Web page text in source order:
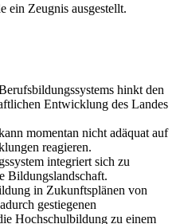
ein Zeugnis ausgestellt.
hinkt den
Entwicklung des Landes
momentan nicht adäquat auf
reagieren.
integriert sich zu
Bildungslandschaft.
in Zukunftsplänen von
gestiegenen
Hochschulbildung zu einem